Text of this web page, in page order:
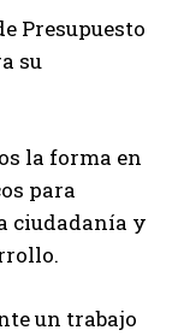
Presupuesto
su
la forma en
para
ciudadanía y
un trabajo